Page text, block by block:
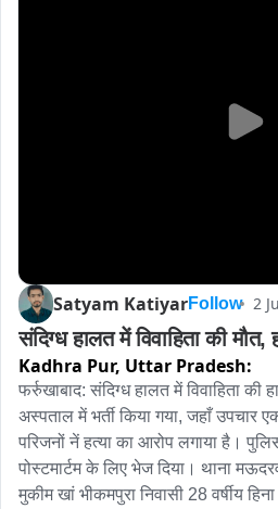
Satyam KatiyarFollow 2
संदिग्ध हालत में विवाहिता की मौत,
Kadhra Pur, Uttar Pradesh:
फर्रुखाबाद: संदिग्ध हालत में विवाहिता की
अस्पताल में भर्ती किया गया, जहाँ उपचार
परिजनों नें हत्या का आरोप लगाया है।
पोस्टमार्टम के लिए भेज दिया। थाना
मुकीम खां भीकमपुरा निवासी 28 वर्षीय